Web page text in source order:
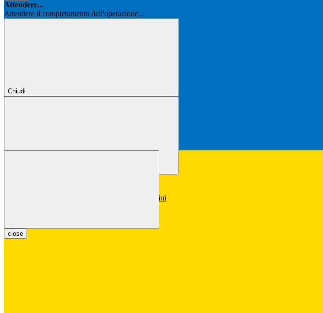
Attendere...
Attendere il completamento dell'operazione...
Chiudi
close